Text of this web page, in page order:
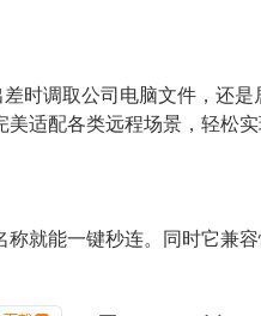
时调取公司电脑文件，还
适配各类远程场景，轻松
就能一键秒连。同时它兼